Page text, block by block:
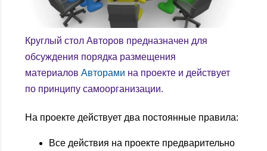
Круглый стол Авторов предназначен для
обсуждения порядка размещения
материалов Авторами на проекте и действует
по принципу самоорганизации.
На проекте действует два постоянные правила:
Все действия на проекте предварительно